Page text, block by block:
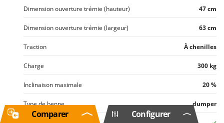
Dimension ouverture trémie (hauteur) 47 cm
Dimension ouverture trémie (largeur) 63 cm
Traction À chenilles
Charge 300 kg
Inclinaison maximale 20 %
Type de benne dumper
Configurer
Comparer